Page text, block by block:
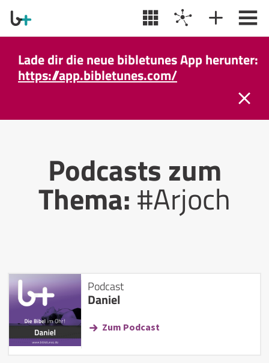
Lade dir die neue bibletunes App herunter:
https://app.bibletunes.com/
Podcasts zum
Thema:#Arjoch
Podcast
Daniel
Zum Podcast